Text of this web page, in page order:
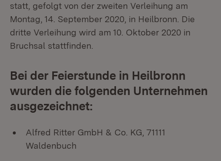
statt, gefolgt von der zweiten Verleihung am
Montag, 14. September 2020, in Heilbronn. Die
dritte Verleihung wird am 10. Oktober 2020 in
Bruchsal stattfinden.
Bei der Feierstunde in Heilbronn
wurden die folgenden Unternehmen
ausgezeichnet:
Alfred Ritter GmbH & Co. KG, 71111
Waldenbuch